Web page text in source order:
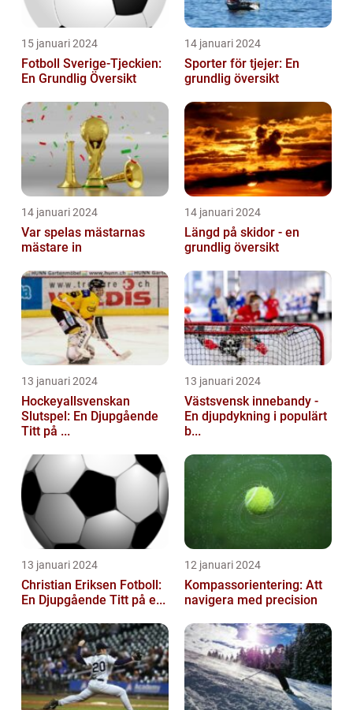
15 januari 2024
Fotboll Sverige-Tjeckien:
En Grundlig Översikt
14 januari 2024
Sporter för tjejer: En
grundlig översikt
14 januari 2024
Var spelas mästarnas
mästare in
14 januari 2024
Längd på skidor - en
grundlig översikt
13 januari 2024
Hockeyallsvenskan
Slutspel: En Djupgående
Titt på ...
13 januari 2024
Västsvensk innebandy -
En djupdykning i populärt
b...
13 januari 2024
Christian Eriksen Fotboll:
En Djupgående Titt på e...
12 januari 2024
Kompassorientering: Att
navigera med precision